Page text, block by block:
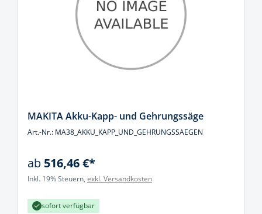
MAKITA Akku-Kapp- und Gehrungssäge
Art.-Nr.: MA38_AKKU_KAPP_UND_GEHRUNGSSAEGEN
ab 516,46 €*
Inkl. 19% Steuern, exkl. Versandkosten
sofort verfügbar